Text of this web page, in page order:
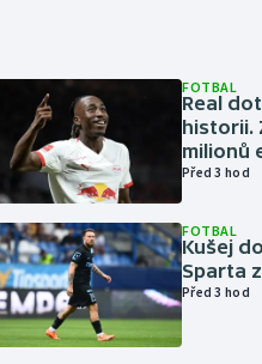
FOTBAL
Real
historii.
milionů
Před 3 hod
FOTBAL
Kušej
Sparta
Před 3 hod